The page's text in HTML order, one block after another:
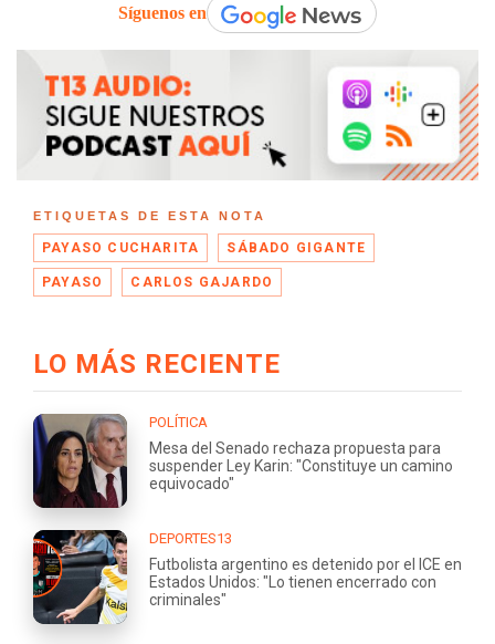
Síguenos en
ETIQUETAS DE ESTA NOTA
PAYASO CUCHARITA SÁBADO GIGANTE
PAYASO CARLOS GAJARDO
LO MÁS RECIENTE
POLÍTICA
Mesa del Senado rechaza propuesta para
suspender Ley Karin: "Constituye un camino
equivocado"
DEPORTES13
Futbolista argentino es detenido por el ICE en
Estados Unidos: "Lo tienen encerrado con
criminales"